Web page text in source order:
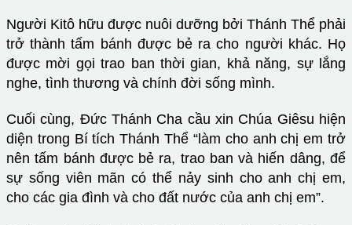
Người Kitô hữu được nuôi dưỡng bởi Thánh Thể phải
trở thành tấm bánh được bẻ ra cho người khác. Họ
được mời gọi trao ban thời gian, khả năng, sự lắng
nghe, tình thương và chính đời sống mình.
Cuối cùng, Đức Thánh Cha cầu xin Chúa Giêsu hiện
diện trong Bí tích Thánh Thể “làm cho anh chị em trở
nên tấm bánh được bẻ ra, trao ban và hiến dâng, để
sự sống viên mãn có thể nảy sinh cho anh chị em,
cho các gia đình và cho đất nước của anh chị em”.